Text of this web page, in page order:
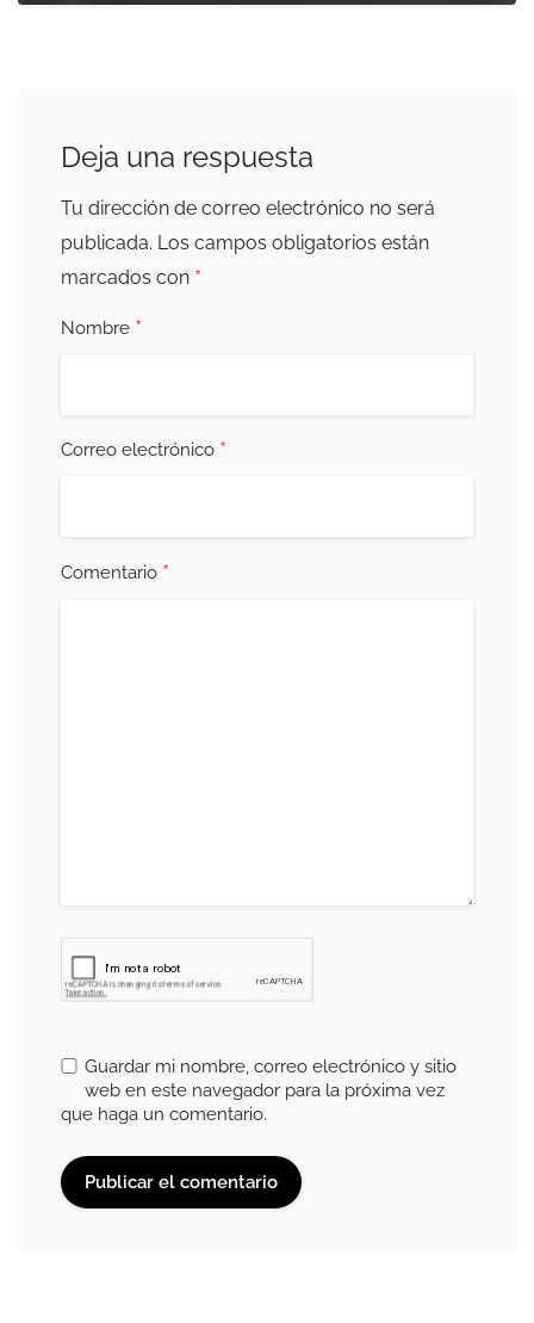
Deja una respuesta
Tu dirección de correo electrónico no será
publicada. Los campos obligatorios están
marcados con *
Nombre *
Correo electrónico *
Comentario *
Guardar mi nombre, correo electrónico y sitio
web en este navegador para la próxima vez
que haga un comentario.